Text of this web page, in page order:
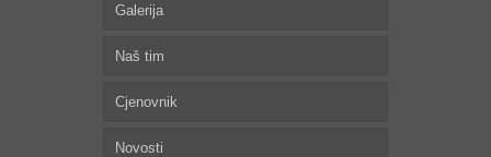
Galerija
Naš tim
Cjenovnik
Novosti